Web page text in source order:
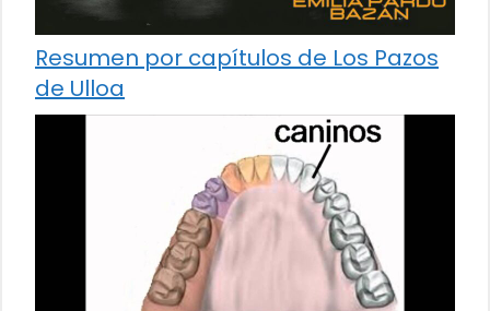
Resumen por capítulos de Los Pazos
de Ulloa